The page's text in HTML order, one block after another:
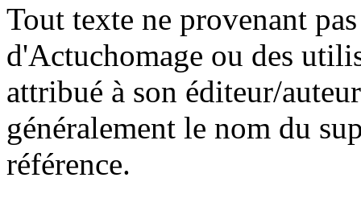
Tout texte ne provenant
d'Actuchomage ou des
attribué à son éditeur/
généralement le nom du
référence.